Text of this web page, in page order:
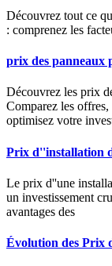
Découvrez tout ce
: comprenez les
prix des panneaux
Découvrez les prix
Comparez les
optimisez votre
Prix d''installation
Le prix d''une
un investissement
avantages des
Évolution des Prix